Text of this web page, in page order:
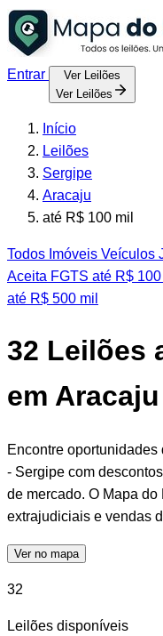
Entrar
Ver Leilões
Ver Leilões
Início
Leilões
Sergipe
Aracaju
até R$ 100 mil
Todos Imóveis Veículos
Aceita FGTS até R$ 100
até R$ 500 mil
32 Leilões
em
Encontre
- Sergipe com
de mercado. O Mapa
extrajudiciais e vendas
Ver no mapa
32
Leilões disponíveis